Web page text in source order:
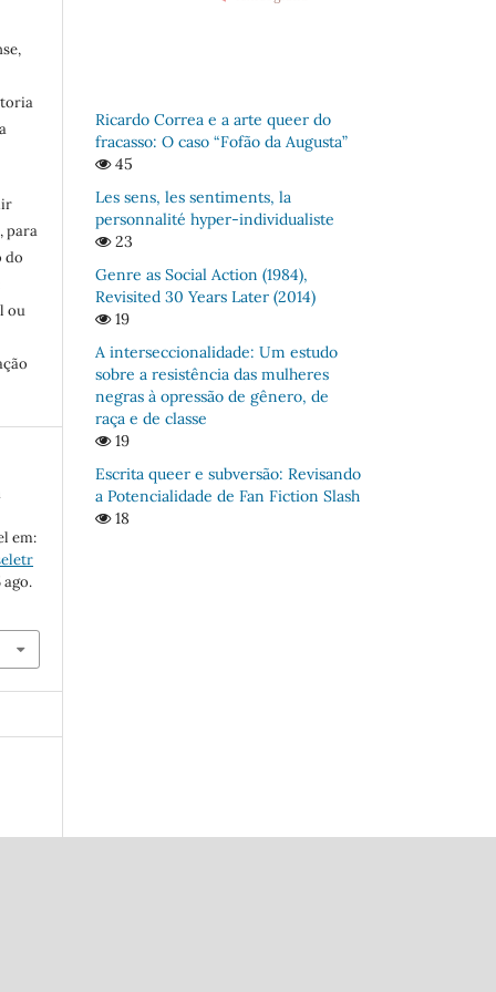
para
do
ou
em:
ago.
Ricardo Correa e a arte queer do
fracasso: O caso “Fofão da Augusta”
45
Les sens, les sentiments, la
personnalité hyper-individualiste
23
Genre as Social Action (1984),
Revisited 30 Years Later (2014)
19
A interseccionalidade: Um estudo
sobre a resistência das mulheres
negras à opressão de gênero, de
raça e de classe
19
Escrita queer e subversão: Revisando
a Potencialidade de Fan Fiction Slash
18